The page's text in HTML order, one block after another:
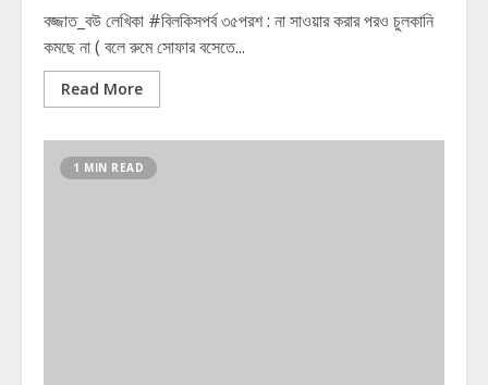
বজ্জাত_বউ লেখিকা #বিলকিসপর্ব ৩৫পরশ : না সাওয়ার করার পরও চুলকানি
কমছে না ( বলে রুমে সোফার বসেতে...
Read More
1 MIN READ